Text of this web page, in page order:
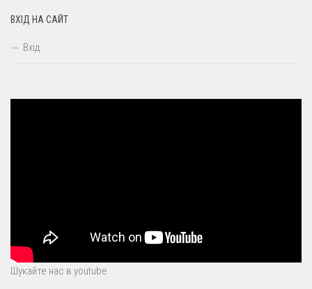
ВХІД НА САЙТ
Вхід
Шукайте нас в youtube